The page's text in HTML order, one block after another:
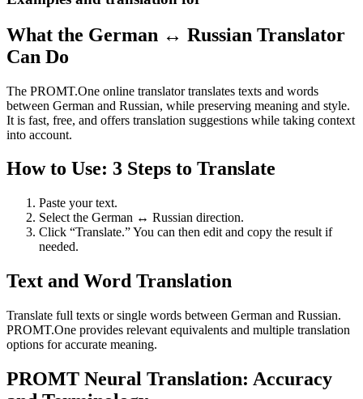
What the German ↔ Russian Translator
Can Do
The PROMT.One online translator translates texts and words
between German and Russian, while preserving meaning and style.
It is fast, free, and offers translation suggestions while taking context
into account.
How to Use: 3 Steps to Translate
Paste your text.
Select the German ↔ Russian direction.
Click “Translate.” You can then edit and copy the result if
needed.
Text and Word Translation
Translate full texts or single words between German and Russian.
PROMT.One provides relevant equivalents and multiple translation
options for accurate meaning.
PROMT Neural Translation: Accuracy